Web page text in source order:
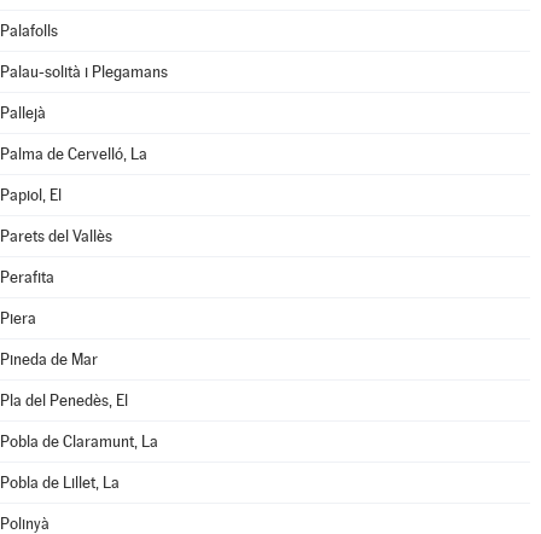
Palafolls
Palau-solità i Plegamans
Pallejà
Palma de Cervelló, La
Papiol, El
Parets del Vallès
Perafita
Piera
Pineda de Mar
Pla del Penedès, El
Pobla de Claramunt, La
Pobla de Lillet, La
Polinyà